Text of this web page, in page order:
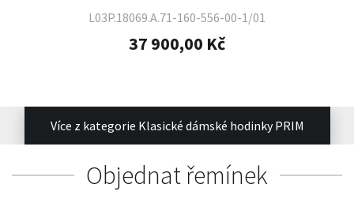
L03P.18069.A.71-160-556-00-1/01
37 900,00 Kč
Více z kategorie Klasické dámské hodinky PRIM
Objednat řemínek